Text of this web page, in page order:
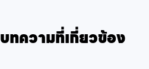
บทความที่เกี่ยวข้อง